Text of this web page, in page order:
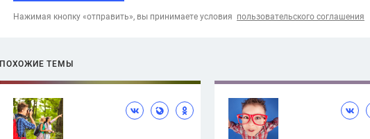
Нажимая кнопку «отправить», вы принимаете условия пользовательского соглашения
ПОХОЖИЕ ТЕМЫ